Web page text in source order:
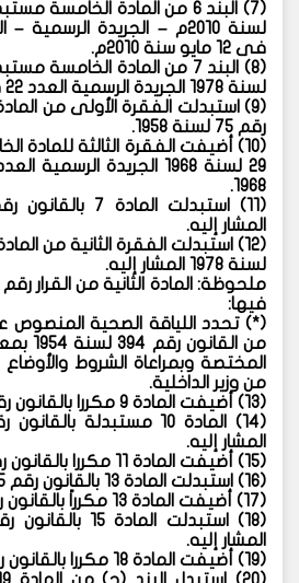
(
فى ١٢ مايو سنة ٢٠١٠م.
(
لسنة ١٩٧٨ الجريدة الرسمية العدد ٢٢ فى ١ / ٦ / ١٩٧٨
( ٩) استبدلت الفقرة الأولى من
رقم ٧٥ لسنة ١٩٥٨.
(
١٠) أضيفت الفقرة الثالثة للمادة
١٩٦٨.
(
المشار إليه.
(
لسنة ١٩٧٨ المشار إليه.
فيها:
(*)
من
المختصة وبمراعاة الشروط والأوضاع
من وزير الداخلية.
(١٣) أضيفت المادة ٩ مكررا بالقانون رقم ٧٥ لسنة ١٩٥٨.
(
المشار إليه.
(١٥) أضيفت المادة ١١ مكررا بالقانون رقم ٧٥ لسنة ١٩٥٨.
(١٦) استبدلت المادة ١٣ بالقانون رقم ٧٥ لسنة ١٩٥٨.
(١٧) أضيفت المادة ١٣ مكرراً بالقانون رقم ٧٥ لسنة ١٩٥٨.
(
المشار إليه.
(١٩) أضيفت المادة ١٨ مكررا بالقانون رقم ٧٥ لسنة ١٩٥٨.
(